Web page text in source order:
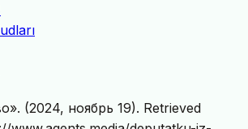
(2024, ноябрь 19). Retrieved